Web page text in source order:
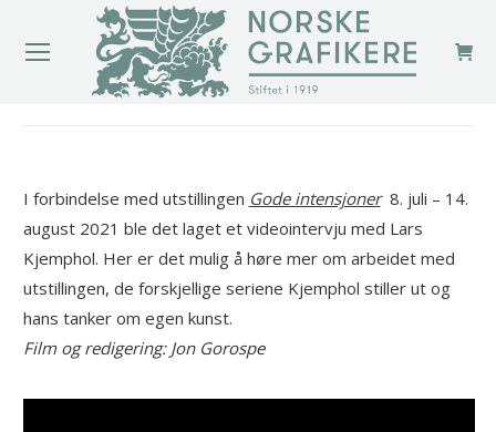
I forbindelse med utstillingen Gode intensjoner8. juli – 14.
august 2021 ble det laget et videointervju med Lars
Kjemphol. Her er det mulig å høre mer om arbeidet med
utstillingen, de forskjellige seriene Kjemphol stiller ut og
hans tanker om egen kunst.
Film og redigering: Jon Gorospe